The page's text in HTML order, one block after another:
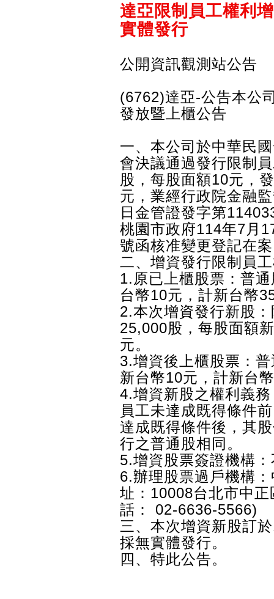
達亞限制員工權利
實體發行
公開資訊觀測站公告
(6762)達亞-公告本公
發放暨上櫃公告
一、本公司於中華民
會決議通過發行限制
股，每股面額10元，
元，業經行政院金融
日金管證發字第
桃園市政府114年7月
號函核准變更登記在
二、增資發行限制員
1.原已上櫃股票：普
台幣10元，計新台幣
2.本次增資發行新股
25,000股，每股面額
元。
3.增資後上櫃股票：
新台幣10元，計新台
4.增資新股之權利義
員工未達成既得條件
達成既得條件後，其
行之普通股相同。
5.增資股票簽證機構
6.辦理股票過戶機構
址：10008台北市中
話： 02-6636-5566)
三、本次增資新股訂
採無實體發行。
四、特此公告。